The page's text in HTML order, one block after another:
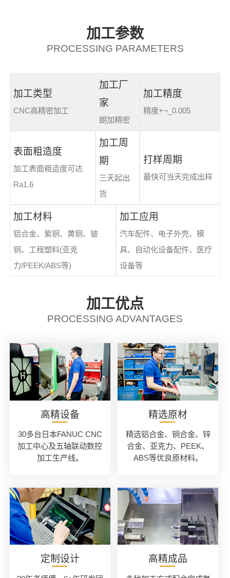
加工参数
PROCESSING PARAMETERS
加工类型
CNC高精密加工
加工厂
家
朗加精密
加工精度
精度+¬_0.005
表面粗造度
加工表面粗造度可达
Ra1.6
加工周
期
三天起出
货
打样周期
最快可当天完成出样
加工材料
铝合金、紫铜、黄铜、铍
铜、工程塑料(亚克
力/PEEK/ABS等)
加工应用
汽车配件、电子外壳、模
具、自动化设备配件、医疗
设备等
加工优点
PROCESSING ADVANTAGES
高精设备
30多台日本FANUC CNC
加工中心及五轴联动数控
加工生产线。
精选原材
精选铝合金、铜合金、锌
合金、亚克力、PEEK、
ABS等优良原材料。
定制设计 高精成品